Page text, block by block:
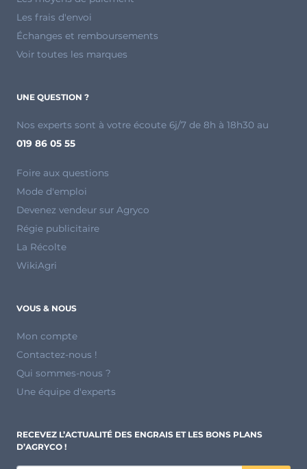
Les frais d'envoi
Échanges et remboursements
Voir toutes les marques
UNE QUESTION ?
Nos experts sont à votre écoute 6j/7 de 8h à 18h30 au
019 86 05 55
Foire aux questions
Mode d'emploi
Devenez vendeur sur Agryco
Régie publicitaire
La Récolte
WikiAgri
VOUS & NOUS
Mon compte
Contactez-nous !
Qui sommes-nous ?
Une équipe d'experts
RECEVEZ L’ACTUALITÉ DES ENGRAIS ET LES BONS PLANS
D’AGRYCO !